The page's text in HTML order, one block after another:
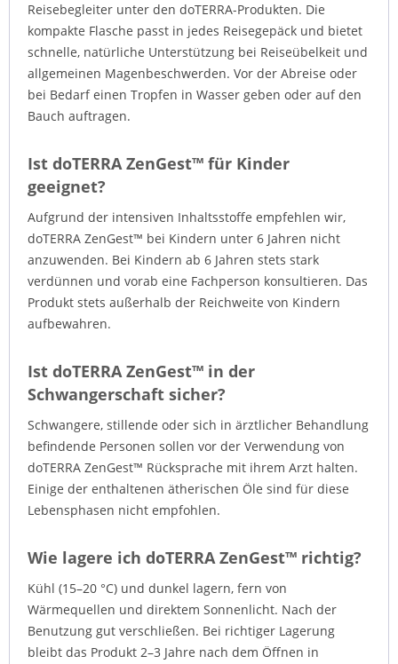
Reisebegleiter unter den doTERRA-Produkten. Die
kompakte Flasche passt in jedes Reisegepäck und bietet
schnelle, natürliche Unterstützung bei Reiseübelkeit und
allgemeinen Magenbeschwerden. Vor der Abreise oder
bei Bedarf einen Tropfen in Wasser geben oder auf den
Bauch auftragen.
Ist doTERRA ZenGest™ für Kinder
geeignet?
Aufgrund der intensiven Inhaltsstoffe empfehlen wir,
doTERRA ZenGest™ bei Kindern unter 6 Jahren nicht
anzuwenden. Bei Kindern ab 6 Jahren stets stark
verdünnen und vorab eine Fachperson konsultieren. Das
Produkt stets außerhalb der Reichweite von Kindern
aufbewahren.
Ist doTERRA ZenGest™ in der
Schwangerschaft sicher?
Schwangere, stillende oder sich in ärztlicher Behandlung
befindende Personen sollen vor der Verwendung von
doTERRA ZenGest™ Rücksprache mit ihrem Arzt halten.
Einige der enthaltenen ätherischen Öle sind für diese
Lebensphasen nicht empfohlen.
Wie lagere ich doTERRA ZenGest™ richtig?
Kühl (15–20 °C) und dunkel lagern, fern von
Wärmequellen und direktem Sonnenlicht. Nach der
Benutzung gut verschließen. Bei richtiger Lagerung
bleibt das Produkt 2–3 Jahre nach dem Öffnen in